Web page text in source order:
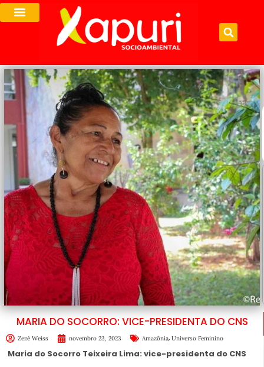
MARIA DO SOCORRO: VICE-PRESIDENTA DO CNS
Zezé Weiss novembro 23, 2023 Amazônia, Universo Feminino
Maria do Socorro Teixeira Lima: vice-presidenta do CNS